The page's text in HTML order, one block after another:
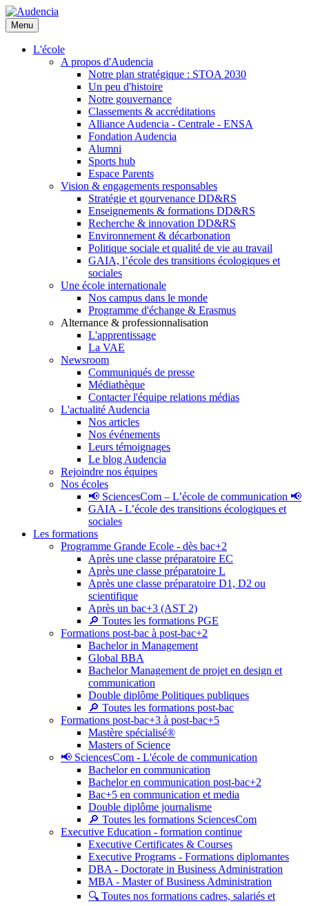
Aller
au
contenu
principal
Menu
L'école
A propos d'Audencia
Notre plan stratégique : STOA 2030
Un peu d'histoire
Notre gouvernance
Classements & accréditations
Alliance Audencia - Centrale - ENSA
Fondation Audencia
Alumni
Sports hub
Espace Parents
Vision & engagements responsables
Stratégie et gourvenance DD&RS
Enseignements & formations DD&RS
Recherche & innovation DD&RS
Environnement & décarbonation
Politique sociale et qualité de vie au travail
GAIA, l’école des transitions écologiques et
sociales
Une école internationale
Nos campus dans le monde
Programme d'échange & Erasmus
Alternance & professionnalisation
L'apprentissage
La VAE
Newsroom
Communiqués de presse
Médiathèque
Contacter l'équipe relations médias
L'actualité Audencia
Nos articles
Nos événements
Leurs témoignages
Le blog Audencia
Rejoindre nos équipes
Nos écoles
📢 SciencesCom – L’école de communication 📢
GAIA - L’école des transitions écologiques et
sociales
Les formations
Programme Grande Ecole - dès bac+2
Après une classe préparatoire EC
Après une classe préparatoire L
Après une classe préparatoire D1, D2 ou
scientifique
Après un bac+3 (AST 2)
🔎 Toutes les formations PGE
Formations post-bac à post-bac+2
Bachelor in Management
Global BBA
Bachelor Management de projet en design et
communication
Double diplôme Politiques publiques
🔎 Toutes les formations post-bac
Formations post-bac+3 à post-bac+5
Mastère spécialisé®
Masters of Science
📢 SciencesCom - L'école de communication
Bachelor en communication
Bachelor en communication post-bac+2
Bac+5 en communication et media
Double diplôme journalisme
🔎 Toutes les formations SciencesCom
Executive Education - formation continue
Executive Certificates & Courses
Executive Programs - Formations diplomantes
DBA - Doctorate in Business Administration
MBA - Master of Business Administration
🔍 Toutes nos formations cadres, salariés et